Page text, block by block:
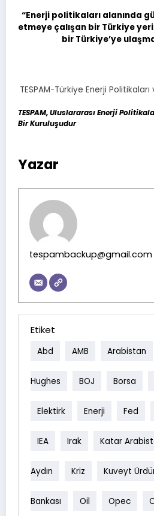
“Enerji politikaları alanında
etmeye çalışan bir Türkiye
bir Türkiye’ye
TESPAM-Türkiye Enerji
TESPAM, Uluslararası Enerji
Bir Kuruluşudur
Yazar
tespambackup@gmail.com
Etiket
Abd AMB Arabistan
Hughes BOJ Borsa
Elektirk Enerji Fed
IEA Irak Katar
Aydın Kriz Kuveyt
Bankası Oil Opec